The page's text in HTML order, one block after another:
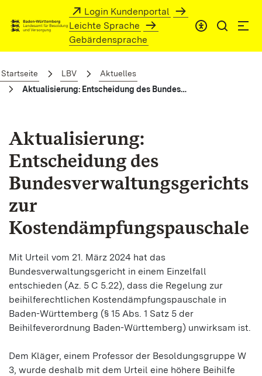
Zum Hauptinhalt springenLogin Kundenportal
Leichte Sprache
Gebärdensprache
Startseite LBV
Aktuelles
Aktualisierung: Entscheidung des Bundesverwaltungsgerichts zur Kostendämpfungspauschale
Aktualisierung:
Entscheidung des
Bundesverwaltungsgerichts
zur
Kostendämpfungspauschale
Mit Urteil vom 21. März 2024 hat das
Bundesverwaltungsgericht in einem Einzelfall
entschieden (Az. 5 C 5.22), dass die Regelung zur
beihilferechtlichen Kostendämpfungspauschale in
Baden-Württemberg (§ 15 Abs. 1 Satz 5 der
Beihilfeverordnung Baden-Württemberg) unwirksam ist.
Dem Kläger, einem Professor der Besoldungsgruppe W
3, wurde deshalb mit dem Urteil eine höhere Beihilfe